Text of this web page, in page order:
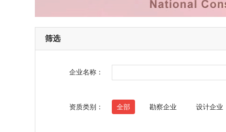
谈判采购
筛选
企业名称：
资质类别： 全部 勘察企业 设计企业